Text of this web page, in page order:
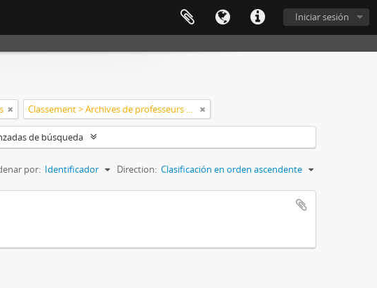
Iniciar sesión
Classement > Archives de professeurs et chercheurs
de búsqueda
por: Identificador Direction: Clasificación en orden ascendente